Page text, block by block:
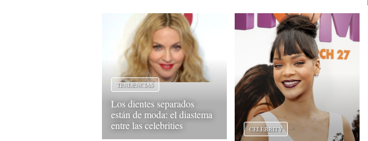
TENDENCIAS
Los dientes separados
están de moda: el diastema
entre las celebrities
CELEBRITY